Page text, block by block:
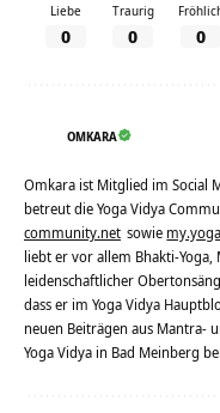
Liebe
0
Traurig
0 0
OMKARA
Omkara ist Mitglied im Social
betreut die Yoga Vidya
community.net sowie
liebt er vor allem Bhakti-
leidenschaftlicher
dass er im Yoga Vidya
neuen Beiträgen aus Mantra-
Yoga Vidya in Bad Meinberg